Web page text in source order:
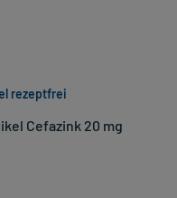
Cefazink 20 mg
rezeptfrei